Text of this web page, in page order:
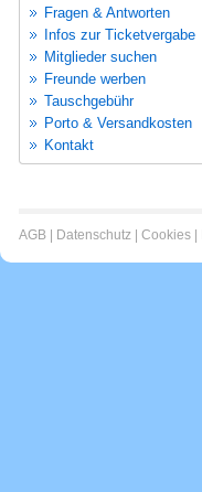
Fragen & Antworten
Infos zur Ticketvergabe
Mitglieder suchen
Freunde werben
Tauschgebühr
Porto & Versandkosten
Kontakt
AGB Datenschutz Cookies